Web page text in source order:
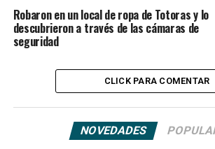
Robaron en un local de ropa de Totoras y lo
descubrieron a través de las cámaras de
seguridad
CLICK PARA COMENTAR
NOVEDADES